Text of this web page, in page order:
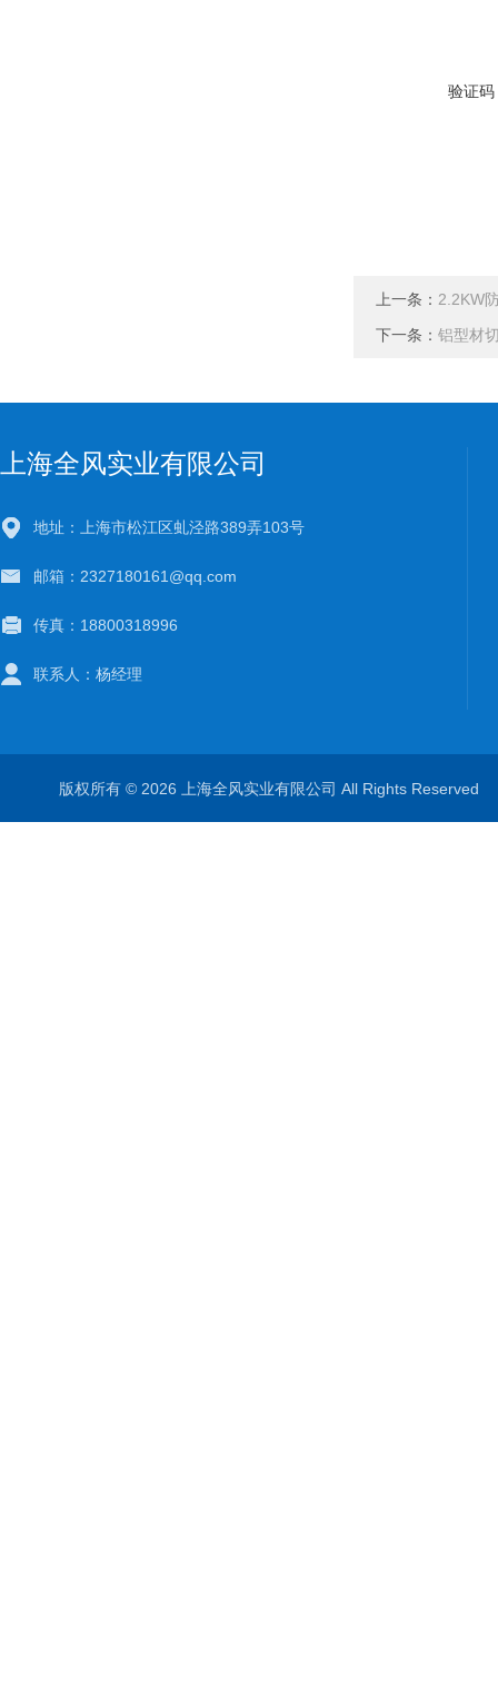
验证码
上一条： 2.2KW
下一条： 铝型材
上海全风实业有限公司
地址：上海市松江区虬泾路389弄103号
邮箱：2327180161@qq.com
传真：18800318996
联系人：杨经理
版权所有 © 2026 上海全风实业有限公司 All Rights